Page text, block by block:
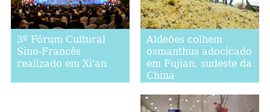
3º Fórum Cultural
Sino-Francês
realizado em Xi'an
Aldeões colhem
osmanthus adocicado
em Fujian, sudeste da
China